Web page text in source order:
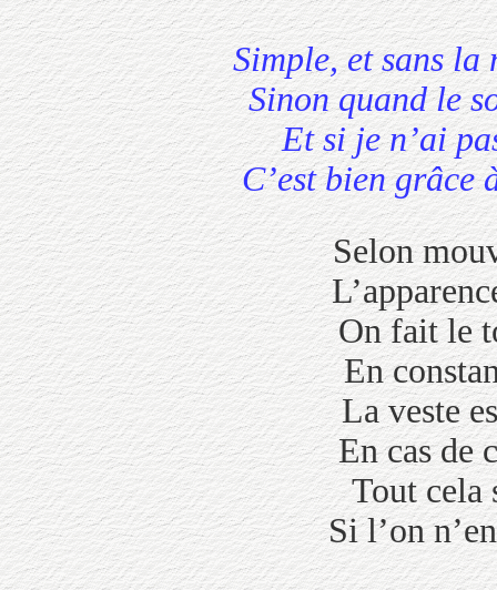
Simple, et
Sinon quand
Et si je n’ai
C’est bien
Selon
On fait le
En
La veste
En cas de
Tout cela
Si l’on n’en